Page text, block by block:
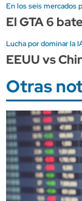
En los seis mercados
El GTA 6
Lucha por dominar la
EEUU vs
Otras